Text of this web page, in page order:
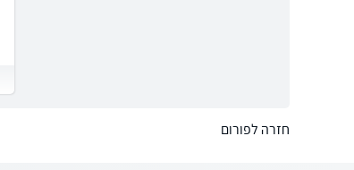
חזרה לפורום